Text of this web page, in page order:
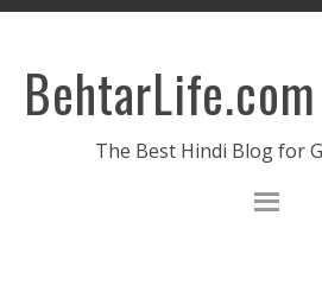
BehtarLife.com
The Best Hindi Blog for